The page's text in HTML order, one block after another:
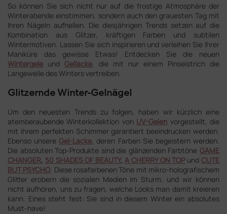
So können Sie sich nicht nur auf die frostige Atmosphäre der
Winterabende einstimmen, sondern auch den grauesten Tag mit
Ihren Nägeln aufhellen. Die diesjährigen Trends setzen auf die
Kombination aus Glitzer, kräftigen Farben und subtilen
Wintermotiven. Lassen Sie sich inspirieren und verleihen Sie Ihrer
Maniküre das gewisse Etwas! Entdecken Sie die neuen
Wintergele und Gellacke, die mit nur einem Pinselstrich die
Langeweile des Winters vertreiben.
Glitzernde Winter-Gelnägel
Um den neuesten Trends zu folgen, haben wir kürzlich eine
atemberaubende Winterkollektion von UV-Gelen vorgestellt, die
mit ihrem perfekten Schimmer garantiert beeindrucken werden.
Ebenso unsere Gel-Lacke, deren Farben Sie begeistern werden.
Die absoluten Top-Produkte sind die glänzenden Farbtöne GAME
CHANGER, 50 SHADES OF BEAUTY,A CHERRY ON TOP und CUTE
BUT PSYCHO. Diese rosafarbenen Töne mit mikro-holografischem
Glitter erobern die sozialen Medien im Sturm, und wir können
nicht aufhören, uns zu fragen, welche Looks man damit kreieren
kann. Eines steht fest: Sie sind in diesem Winter ein absolutes
Must-have!